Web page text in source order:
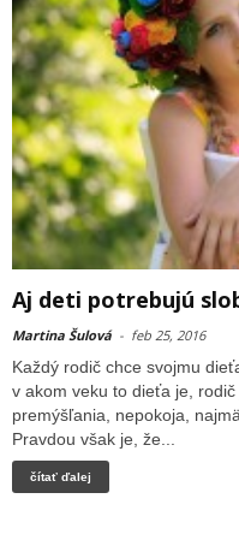
Aj deti potrebujú
Martina Šulová - feb 25, 2016
Každý rodič chce svojmu
v akom veku to dieťa je,
premýšľania, nepokoja,
Pravdou však je, že...
čítať ďalej